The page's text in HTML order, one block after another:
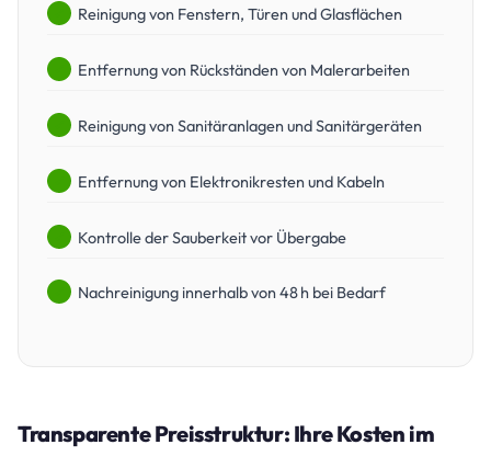
Reinigung von Fenstern, Türen und Glasflächen
Entfernung von Rückständen von Malerarbeiten
Reinigung von Sanitäranlagen und Sanitärgeräten
Entfernung von Elektronikresten und Kabeln
Kontrolle der Sauberkeit vor Übergabe
Nachreinigung innerhalb von 48 h bei Bedarf
Transparente Preisstruktur: Ihre Kosten im